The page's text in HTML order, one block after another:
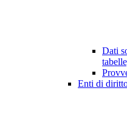
Dati
Enti di